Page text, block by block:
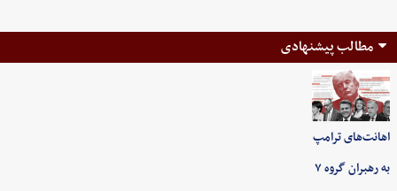
مطالب پیشنهادی
اهانت‌های ترامپ
به رهبران گروه ۷